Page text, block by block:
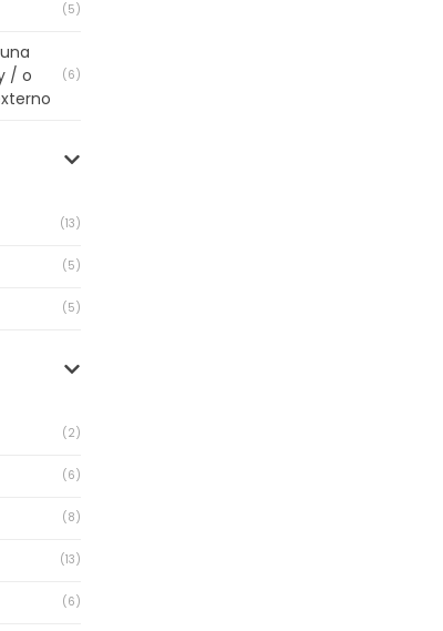
(5)
/ o
(6)
(13)
(5)
(5)
(2)
(6)
(8)
(13)
(6)